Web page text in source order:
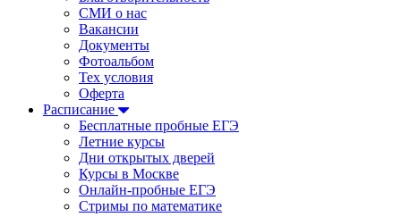
СМИ о нас
Вакансии
Документы
Фотоальбом
Тех условия
Оферта
Расписание
Бесплатные пробные ЕГЭ
Летние курсы
Дни открытых дверей
Курсы в Москве
Онлайн-пробные ЕГЭ
Стримы по математике